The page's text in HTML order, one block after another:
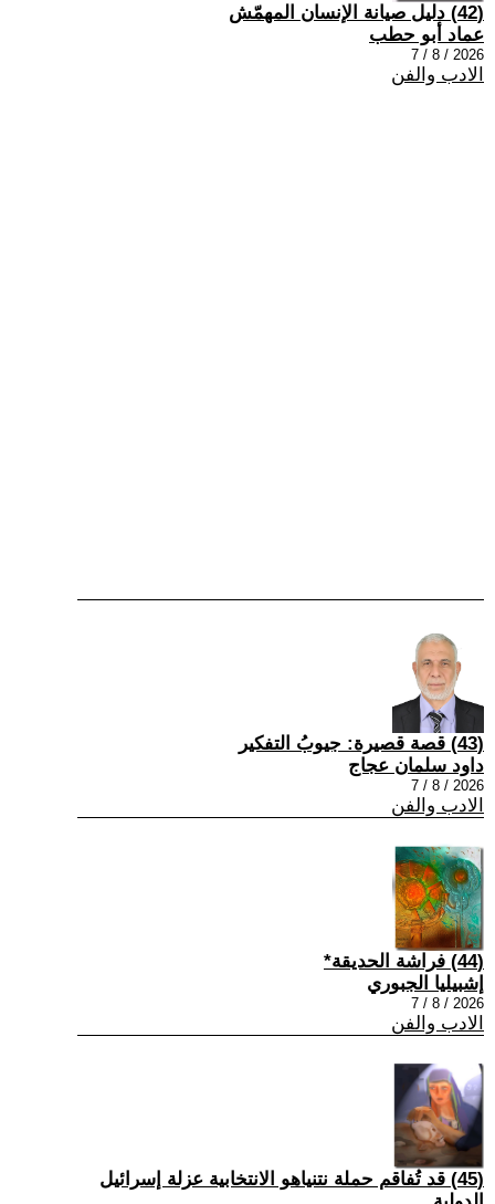
(42) دليل صيانة الإنسان المهمّش
عماد أبو حطب
2026 / 8 / 7
الادب والفن
(43) قصة قصيرة: جيوبُ التفكير
داود سلمان عجاج
2026 / 8 / 7
الادب والفن
(44) فراشة الحديقة*
إشبيليا الجبوري
2026 / 8 / 7
الادب والفن
(45) قد تُفاقم حملة نتنياهو الانتخابية عزلة إسرائيل